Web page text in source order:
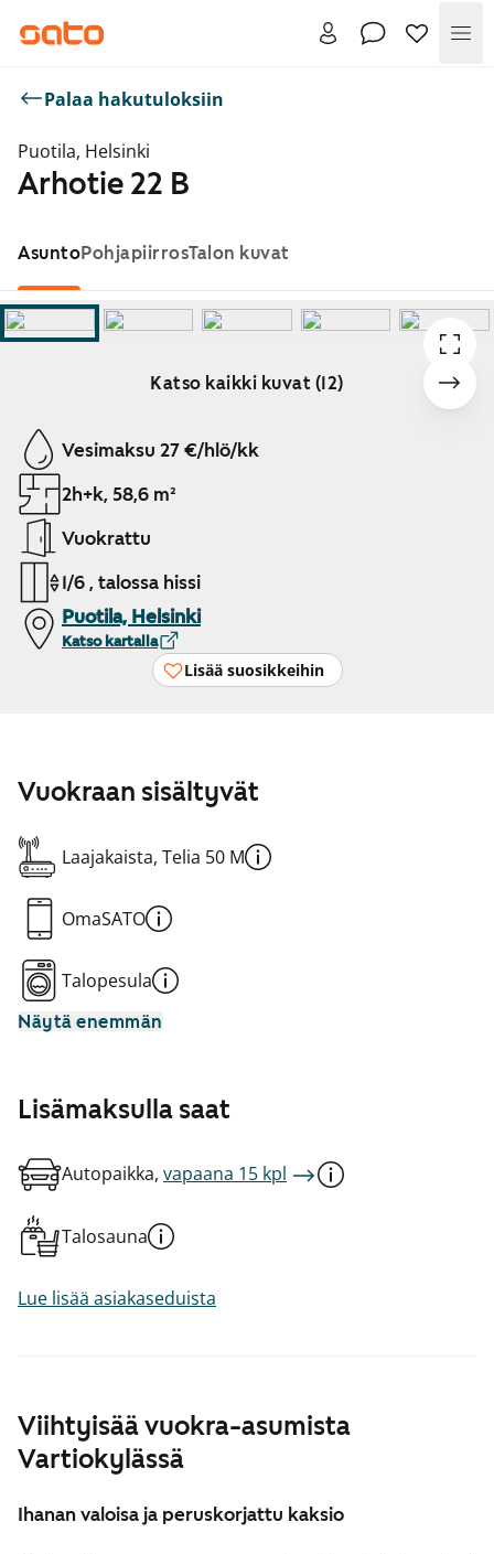
Palaa hakutuloksiin
Puotila, Helsinki
Arhotie 22 B
AsuntoPohjapiirrosTalon kuvat
Katso kaikki kuvat (12)
Näytetään dia 1 / 12
Vesimaksu 27 €/hlö/kk
2h+k, 58,6 m²
Vuokrattu
1/6 , talossa hissi
Puotila, Helsinki
Katso kartalla
Lisää suosikkeihin
Viihtyisää vuokra-asumista
Vartiokylässä
Ihanan valoisa ja peruskorjattu kaksio
Vuokraan sisältyvät
Laajakaista, Telia 50 M
OmaSATO
Talopesula
Näytä enemmän
Lisämaksulla saat
Autopaikka, vapaana 15 kpl
Talosauna
Lue lisää asiakaseduista